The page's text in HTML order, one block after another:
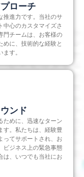
ローチ
推進力です。当社のサ
中心のカスタマイズさ
門チームは、お客様の
めに、技術的な経験と
す。
ンド
ために、迅速なターン
す。私たちは、経験豊
ってサポートされ、お
ビジネス上の緊急事態
は、いつでも当社にお